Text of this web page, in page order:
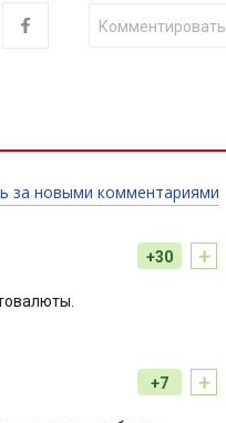
Комментировать
за новыми комментариями
+
+30
+
+7